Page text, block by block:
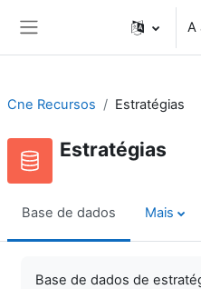
A
Cne Recursos Estratégias
Estratégias
Base de dados Mais
Base de dados de